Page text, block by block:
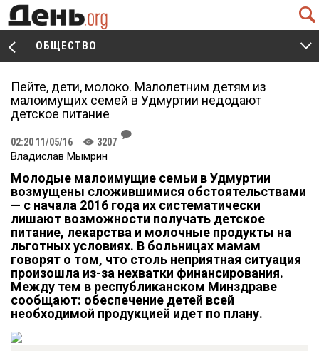
Q
V
ОБЩЕСТВО
W
Пейте, дети, молоко. Малолетним детям из
малоимущих семей в Удмуртии недодают
детское питание
02:20 11/05/16 K 3207
J
Владислав Мымрин
Молодые малоимущие семьи в Удмуртии
возмущены сложившимися обстоятельствами
— с начала 2016 года их систематически
лишают возможности получать детское
питание, лекарства и молочные продукты на
льготных условиях. В больницах мамам
говорят о том, что столь неприятная ситуация
произошла из-за нехватки финансирования.
Между тем в республиканском Минздраве
сообщают: обеспечение детей всей
необходимой продукцией идет по плану.